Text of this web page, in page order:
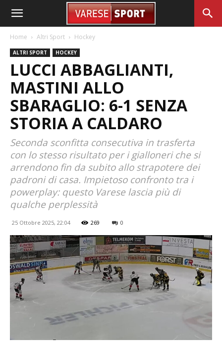
Home Altri Sport Hockey
ALTRI SPORT HOCKEY
LUCCI ABBAGLIANTI,
MASTINI ALLO
SBARAGLIO: 6-1 SENZA
STORIA A CALDARO
Seconda sconfitta consecutiva in trasferta
con lo stesso risultato per i gialloneri che si
arrendono fin da subito allo strapotere dei
padroni di casa. Impietoso confronto tra i
powerplay: questo Varese lascia più di
qualche perplessità
25 Ottobre 2025, 22:04 269 0